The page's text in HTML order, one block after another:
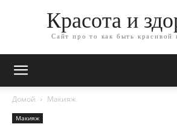
Красота и
Сайт про то как быть красивой
Домой Макияж
Макияж